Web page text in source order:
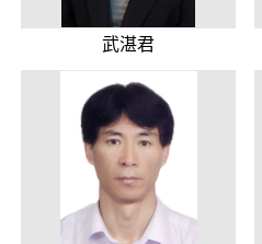
武湛君